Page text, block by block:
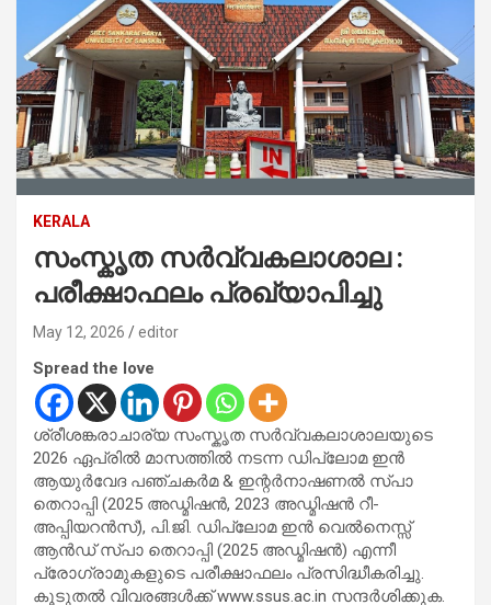
KERALA
സംസ്കൃത സർവ്വകലാശാല :
പരീക്ഷാഫലം പ്രഖ്യാപിച്ചു
May 12, 2026 editor
Spread the love
ശ്രീശങ്കരാചാര്യ സംസ്കൃത സര്‍വ്വകലാശാലയുടെ
2026 ഏപ്രില്‍ മാസത്തില്‍ നടന്ന ഡിപ്ലോമ ഇന്‍
ആയുര്‍വേദ പഞ്ചകര്‍മ & ഇന്റര്‍നാഷണല്‍ സ്പാ
തെറാപ്പി (2025 അഡ്മിഷന്‍, 2023 അഡ്മിഷന്‍ റീ-
അപ്പിയറന്‍സ്), പി.ജി. ഡിപ്ലോമ ഇന്‍ വെല്‍നെസ്സ്
ആന്‍ഡ് സ്പാ തെറാപ്പി (2025 അഡ്മിഷന്‍) എന്നീ
പ്രോഗ്രാമുകളുടെ പരീക്ഷാഫലം പ്രസിദ്ധീകരിച്ചു.
കൂടുതല്‍ വിവരങ്ങള്‍ക്ക് www.ssus.ac.in സന്ദര്‍ശിക്കുക.